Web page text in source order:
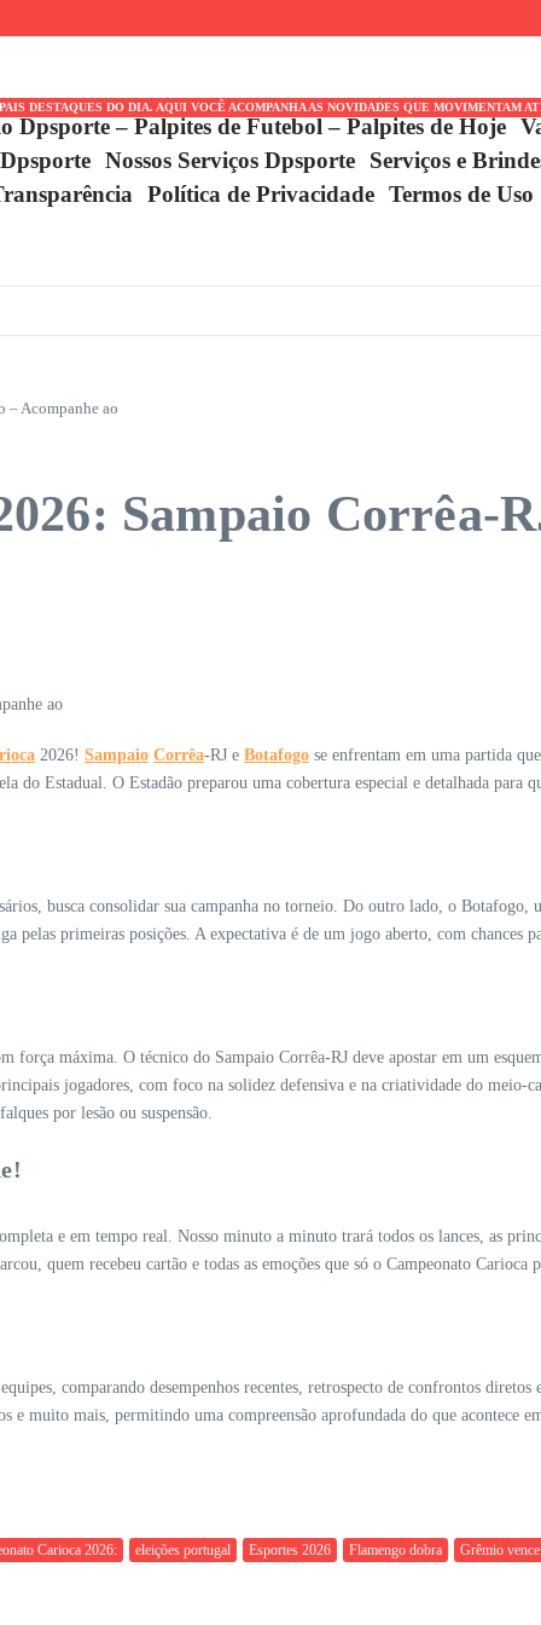
DO DIA. AQUI VOCÊ ACOMPANHA AS NOVIDADES QUE
Dpsporte – Palpites de Futebol – Palpites de Hoje
Nossos Serviços Dpsporte Serviços e
Política de Privacidade Termos de Uso
– Acompanhe ao
Sampaio Corrêa-
2026! Sampaio Corrêa-RJ e Botafogo se enfrentam em uma partida
do Estadual. O Estadão preparou uma cobertura especial e detalhada para
busca consolidar sua campanha no torneio. Do outro lado, o
pelas primeiras posições. A expectativa é de um jogo aberto, com
força máxima. O técnico do Sampaio Corrêa-RJ deve apostar em um
jogadores, com foco na solidez defensiva e na criatividade do meio-
por lesão ou suspensão.
e em tempo real. Nosso minuto a minuto trará todos os lances, as
quem recebeu cartão e todas as emoções que só o Campeonato
comparando desempenhos recentes, retrospecto de confrontos
e muito mais, permitindo uma compreensão aprofundada do que acontece
Carioca 2026: eleições portugal Esportes 2026 Flamengo dobra Grêmio vence